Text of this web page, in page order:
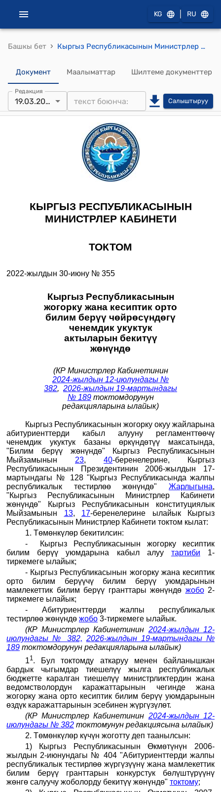
KG RU
Башкы бет › Кыргыз Республикасынын Министрлер Кабинетинин 2022-жылдын 30-июнундагы № 355 "Кыргыз Республикасынын жогорку жана кесиптик орто билим берүү чөйрөсүндөгү ченемдик укуктук актыларын бекитүү жөнүндө" токтому
Документ Маалыматтар Шилтеме документтер
Редакция
19.03.2026 Салыштыруу